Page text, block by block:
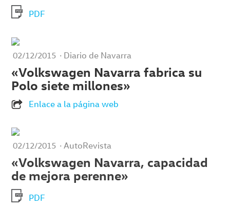
PDF
02/12/2015 · Diario de Navarra
«Volkswagen Navarra fabrica su
Polo siete millones»
Enlace a la página web
02/12/2015 · AutoRevista
«Volkswagen Navarra, capacidad
de mejora perenne»
PDF